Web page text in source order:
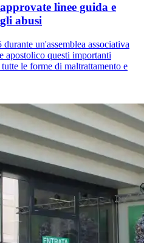
linee guida e
abusi
un'assemblea associativa
apostolico questi importanti
le forme di maltrattamento e